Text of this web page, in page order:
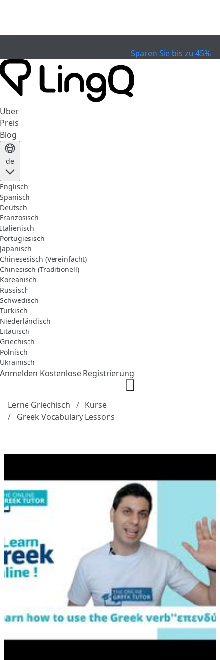
Sparen Sie bis zu 45%
Über
Preis
Blog
de
Englisch
Spanisch
Deutsch
Französisch
Italienisch
Portugiesisch
Japanisch
Chinesesisch (Vereinfacht)
Chinesisch (Traditionell)
Koreanisch
Russisch
Schwedisch
Türkisch
Niederländisch
Litauisch
Griechisch
Polnisch
Ukrainisch
Anmelden Kostenlose Registrierung
Lerne Griechisch
Kurse
Greek Vocabulary Lessons